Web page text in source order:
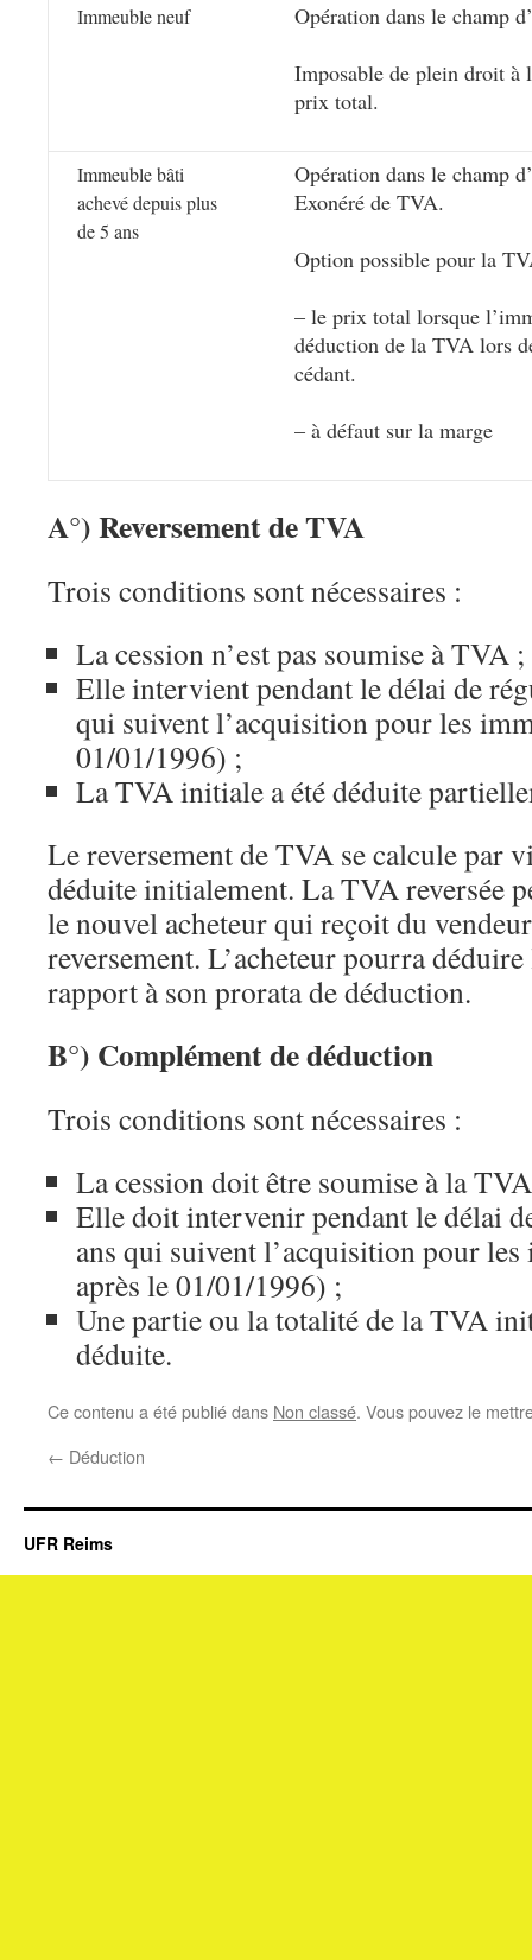
Immeuble neuf
Opération dans le champ
Imposable de plein droit
prix total.
Immeuble bâti
achevé depuis plus
de 5 ans
Opération dans le champ
Exonéré de TVA.
Option possible pour la
– le prix total lorsque
déduction de la TVA lors
cédant.
– à défaut sur la marge
A°) Reversement de TVA
Trois conditions sont nécessaires :
La cession n’est pas soumise à TVA ;
Elle intervient pendant le délai de
qui suivent l’acquisition pour les
01/01/1996) ;
La TVA initiale a été déduite
Le reversement de TVA se calcule par
déduite initialement. La TVA reversée
le nouvel acheteur qui reçoit du
reversement. L’acheteur pourra
rapport à son prorata de déduction.
B°) Complément de déduction
Trois conditions sont nécessaires :
La cession doit être soumise à la
Elle doit intervenir pendant le délai
ans qui suivent l’acquisition pour
après le 01/01/1996) ;
Une partie ou la totalité de la TVA
déduite.
Ce contenu a été publié dans Non classé. Vous pouvez le
← Déduction
UFR Reims